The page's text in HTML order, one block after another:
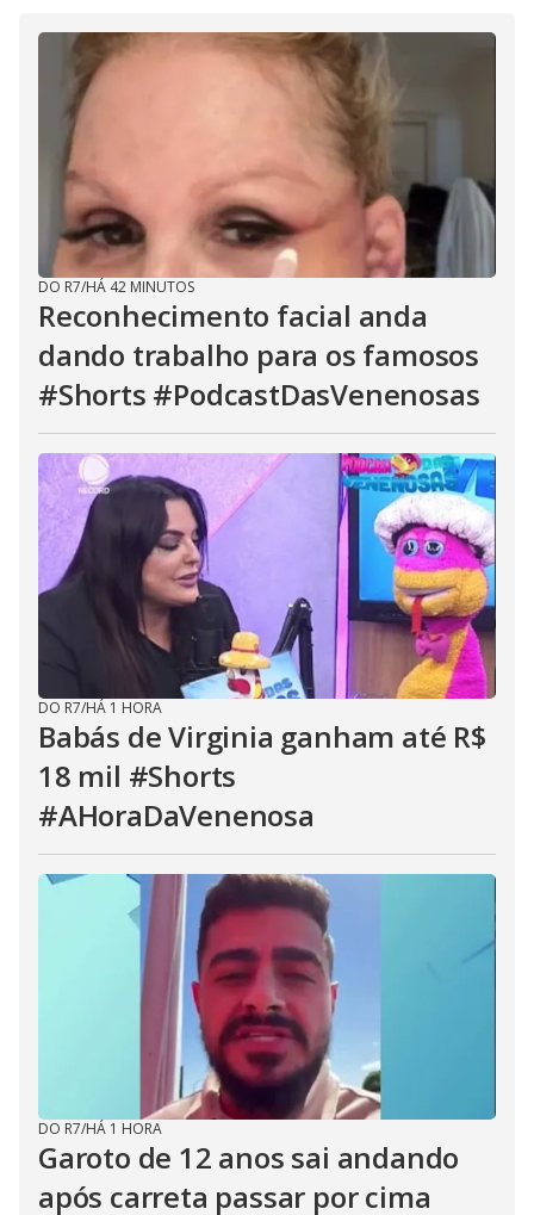
DO R7/HÁ 42 MINUTOS
Reconhecimento facial anda
dando trabalho para os famosos
#Shorts #PodcastDasVenenosas
DO R7/HÁ 1 HORA
Babás de Virginia ganham até R$
18 mil #Shorts
#AHoraDaVenenosa
DO R7/HÁ 1 HORA
Garoto de 12 anos sai andando
após carreta passar por cima